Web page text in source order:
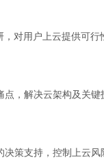
对用户上云提供可行
，解决云架构及关键
策支持，控制上云风